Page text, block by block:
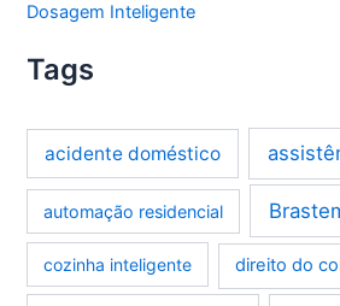
Dosagem Inteligente
Tags
acidente doméstico
automação residencial
cozinha inteligente direito do